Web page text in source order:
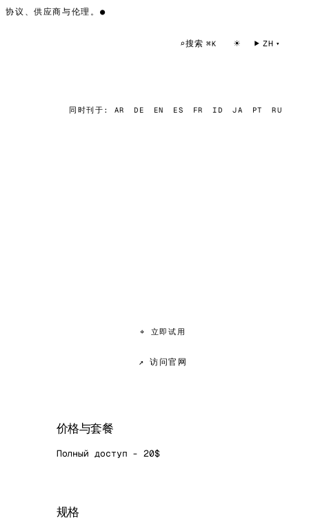
、供应商与伦理。 ●
⌕搜索 ⌘K ☀ ZH
同时刊于: AR DE EN ES FR ID JA PT RU
⌖ 立即试用
↗ 访问官网
价格与套餐
Полный доступ - 20$
规格